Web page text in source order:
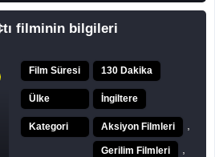
filminin bilgileri
Film Süresi 130 Dakika
Ülke İngiltere
Kategori Aksiyon Filmleri
Gerilim Filmleri